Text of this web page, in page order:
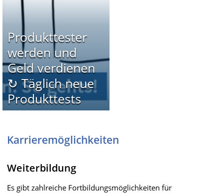
Produkttester
werden und
Geld verdienen
↻ Täglich neue
Produkttests
Karrieremöglichkeiten
Weiterbildung
Es gibt zahlreiche Fortbildungsmöglichkeiten für